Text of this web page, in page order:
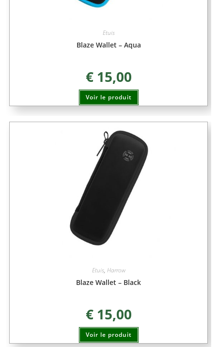
Etuis
Blaze Wallet – Aqua
€15,00
Voir le produit
Etuis, Harrow
Blaze Wallet – Black
€15,00
Voir le produit